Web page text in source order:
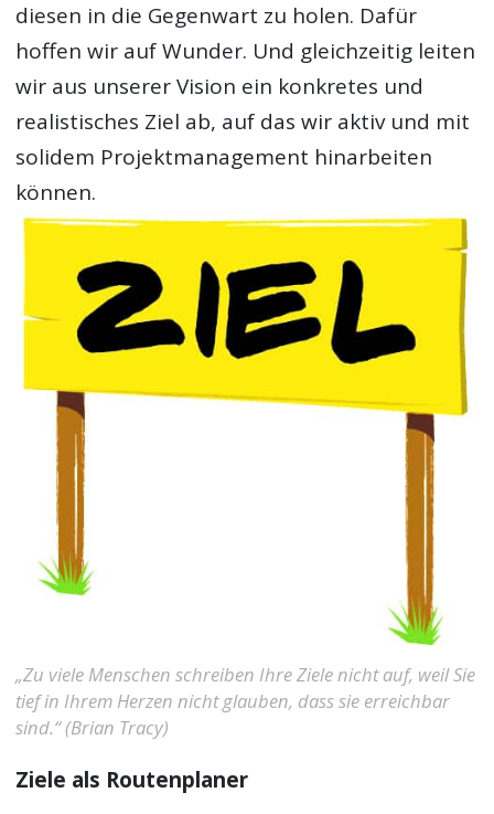
diesen in die Gegenwart zu holen. Dafür
hoffen wir auf Wunder. Und gleichzeitig leiten
wir aus unserer Vision ein konkretes und
realistisches Ziel ab, auf das wir aktiv und mit
solidem Projektmanagement hinarbeiten
können.
„Zu viele Menschen schreiben Ihre Ziele nicht auf, weil Sie
tief in Ihrem Herzen nicht glauben, dass sie erreichbar
sind.“ (Brian Tracy)
Ziele als Routenplaner